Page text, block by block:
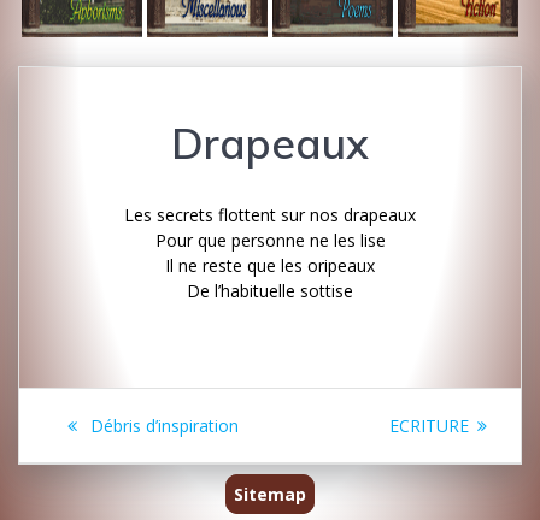
Drapeaux
Les secrets flottent sur nos drapeaux
Pour que personne ne les lise
Il ne reste que les oripeaux
De l’habituelle sottise
Post
navigation
Previous
Débris d’inspiration
Next
ECRITURE
Sitemap